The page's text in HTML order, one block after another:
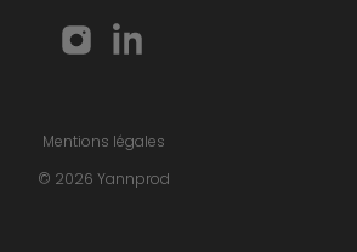
Mentions légales
© 2026 Yannprod